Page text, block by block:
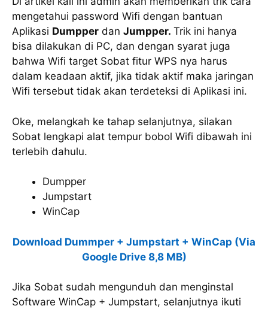
mengetahui password Wifi dengan bantuan
Aplikasi Dumpper dan Jumpper. Trik ini hanya
bisa dilakukan di PC, dan dengan syarat juga
bahwa Wifi target Sobat fitur WPS nya harus
dalam keadaan aktif, jika tidak aktif maka jaringan
Wifi tersebut tidak akan terdeteksi di Aplikasi ini.
Oke, melangkah ke tahap selanjutnya, silakan
Sobat lengkapi alat tempur bobol Wifi dibawah ini
terlebih dahulu.
Dumpper
Jumpstart
WinCap
Download Dummper + Jumpstart + WinCap (Via
Google Drive 8,8 MB)
Jika Sobat sudah mengunduh dan menginstal
Software WinCap + Jumpstart, selanjutnya ikuti